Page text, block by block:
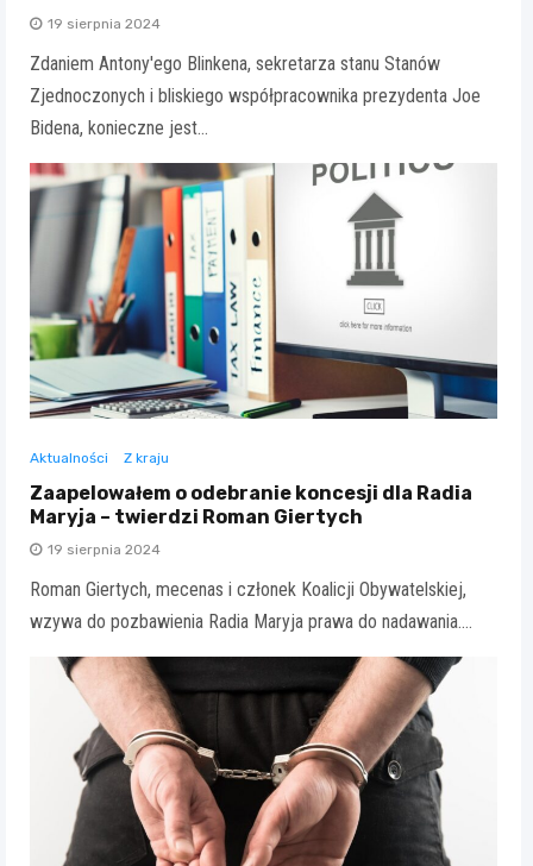
19 sierpnia 2024
Zdaniem Antony'ego Blinkena, sekretarza stanu Stanów
Zjednoczonych i bliskiego współpracownika prezydenta Joe
Bidena, konieczne jest…
Aktualności Z kraju
Zaapelowałem o odebranie koncesji dla Radia
Maryja – twierdzi Roman Giertych
19 sierpnia 2024
Roman Giertych, mecenas i członek Koalicji Obywatelskiej,
wzywa do pozbawienia Radia Maryja prawa do nadawania.…